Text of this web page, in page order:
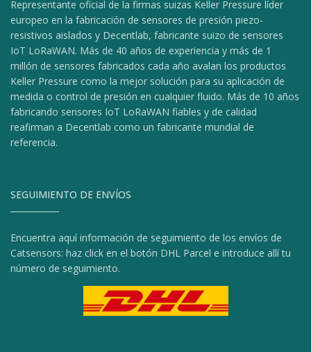
Representante oficial de la firmas suizas Keller Pressure líder
europeo en la fabricación de sensores de presión piezo-
resistivos aislados y Decentlab, fabricante suizo de sensores
IoT LoRaWAN. Más de 40 años de experiencia y más de 1
millón de sensores fabricados cada año avalan los productos
Keller Pressure como la mejor solución para su aplicación de
medida o control de presión en cualquier fluido. Más de 10 años
fabricando sensores IoT LoRaWAN fiables y de calidad
reafirman a Decentlab como un fabricante mundial de
referencia.
SEGUIMIENTO DE ENVÍOS
Encuentra aquí información de seguimiento de los envíos de
Catsensors: haz click en el botón DHL Parcel e introduce allí tu
número de seguimiento.